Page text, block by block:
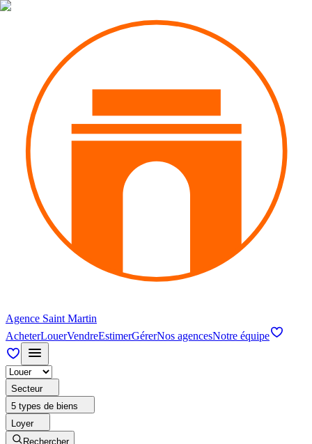
Agence Saint Martin
AcheterLouerVendreEstimerGérerNos agencesNotre équipe
Secteur
5 types de biens
Loyer
Rechercher